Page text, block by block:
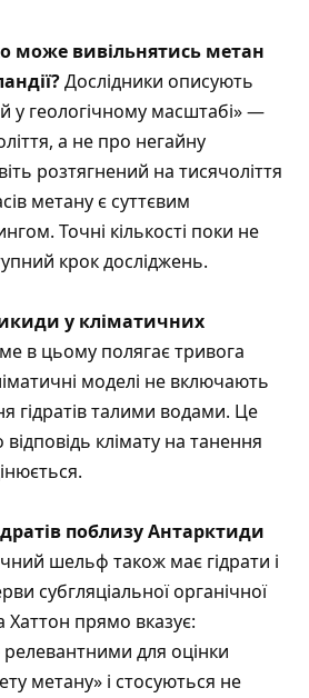
може вивільнятись метан
Дослідники описують
у геологічному масштабі» —
а не про негайну
розтягнений на тисячоліття
метану є суттєвим
Точні кількості поки не
крок досліджень.
у кліматичних
в цьому полягає тривога
моделі не включають
гідратів талими водами. Це
клімату на танення
поблизу Антарктиди
шельф також має гідрати і
субгляціальної органічної
прямо вказує:
для оцінки
метану» і стосуються не